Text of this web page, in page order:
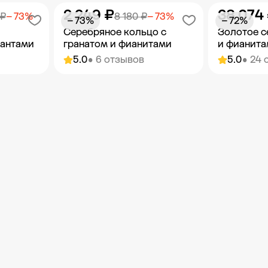
Добавить в корзину
− 73%
5.0• 6 отзывов
Серебряное кольцо с
гранатом и фианитами
8 180 ₽− 73%
2 249 ₽
− 73%
5.0• 24
Золотое
и
38 074
− 72%